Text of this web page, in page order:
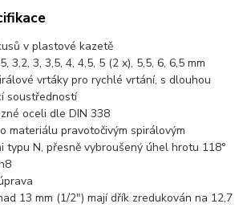
v plastové kazetě
3, 3,5, 4, 4,5, 5 (2 x), 5,5, 6, 6,5 mm
vrtáky pro rychlé vrtání, s dlouhou
soustředností
oceli dle DIN 338
materiálu pravotočivým spirálovým
typu N, přesně vybroušený úhel hrotu 118°
13 mm (1/2") mají dřík zredukován na 12,7